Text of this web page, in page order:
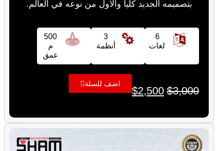
بتصميمه الجديد كلياً والأول من نوعه في العالم.
6
لغات
3
أنظمة
500
م
عمق
$3,000
$2,500
اضف للسلة